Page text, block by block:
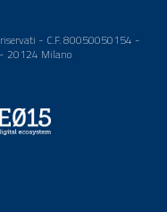
- C.F. 80050050154 -
20124 Milano